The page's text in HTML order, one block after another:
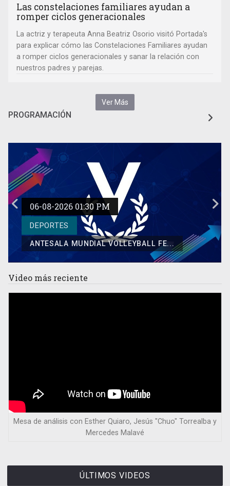
Las constelaciones familiares ayudan a
romper ciclos generacionales
La actriz y terapeuta Anna Beatriz Osorio visitó Portada's
para explicar cómo las Constelaciones Familiares ayudan
a romper ciclos generacionales y sanar la relación con
nuestros padres y parejas.
Ver Más
PROGRAMACIÓN
06-08-2026 01:30 PM
DEPORTES
ANTESALA MUNDIAL VOLLEYBALL FE...
Video más reciente
Mesa de análisis con Esther Quiaro, Jesús "Chuo" Torrealba y
Mercedes Malavé
ÚLTIMOS VIDEOS